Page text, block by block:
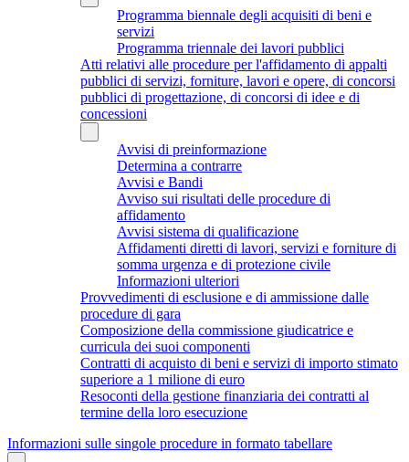
Programma biennale degli acquisiti di beni e
servizi
Programma triennale dei lavori pubblici
Atti relativi alle procedure per l'affidamento di appalti
pubblici di servizi, forniture, lavori e opere, di concorsi
pubblici di progettazione, di concorsi di idee e di
concessioni
Avvisi di preinformazione
Determina a contrarre
Avvisi e Bandi
Avviso sui risultati delle procedure di
affidamento
Avvisi sistema di qualificazione
Affidamenti diretti di lavori, servizi e forniture di
somma urgenza e di protezione civile
Informazioni ulteriori
Provvedimenti di esclusione e di ammissione dalle
procedure di gara
Composizione della commissione giudicatrice e
curricula dei suoi componenti
Contratti di acquisto di beni e servizi di importo stimato
superiore a 1 milione di euro
Resoconti della gestione finanziaria dei contratti al
termine della loro esecuzione
Informazioni sulle singole procedure in formato tabellare